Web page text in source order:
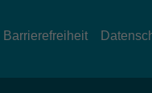
Barrierefreiheit